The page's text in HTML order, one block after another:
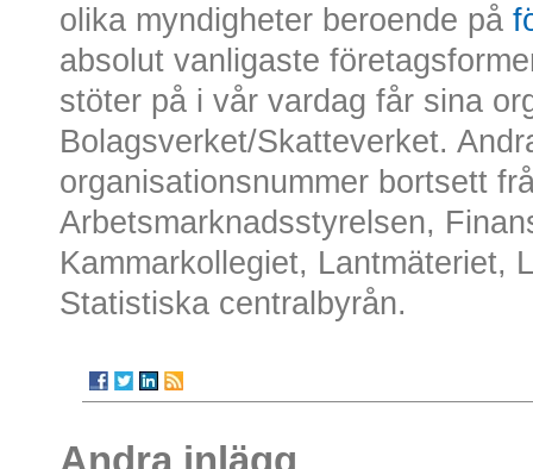
olika myndigheter beroende på
absolut vanligaste
stöter på i vår vardag får sina
Bolagsverket/Skatteverket.
organisationsnummer bortsett
Arbetsmarknadsstyrelsen,
Kammarkollegiet, Lantmäteriet,
Statistiska centralbyrån.